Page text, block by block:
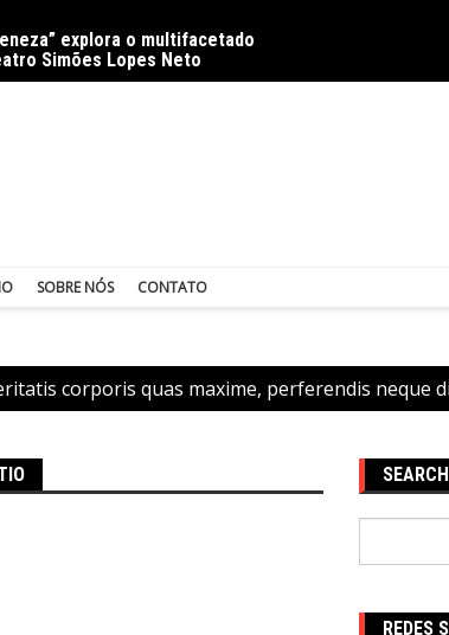
explora o multifacetado
Simões Lopes Neto
Delírios de
SOBRE NÓS CONTATO
corporis quas maxime, perferendis neque
SEARCH
REDES